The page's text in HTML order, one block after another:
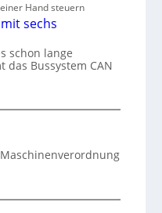
Hand steuern
sechs
schon lange
Bussystem CAN